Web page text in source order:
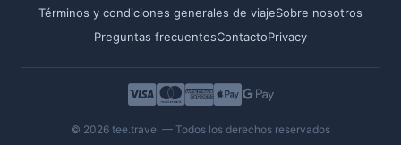
Términos y condiciones generales de viajeSobre nosotros
Preguntas frecuentesContactoPrivacy
© 2026 tee.travel — Todos los derechos reservados